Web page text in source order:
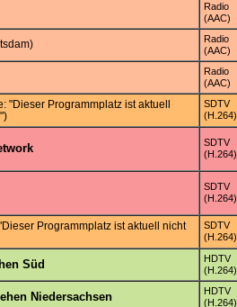
Radio
(AAC)
Radio
(AAC)
Radio
(AAC)
"Dieser Programmplatz ist aktuell
SDTV
(H.264)
SDTV
(H.264)
SDTV
(H.264)
Programmplatz ist aktuell nicht
SDTV
(H.264)
Süd
HDTV
(H.264)
Niedersachsen
HDTV
(H.264)